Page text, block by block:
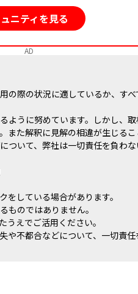
ニティを見る
AD
の際の状況に適しているか、す
ように努めています。しかし、
た解釈に見解の相違が生じるこ
いて、弊社は一切責任を負わな
をしている場合があります。
ものではありません。
うえでご活用ください。
不都合などについて、一切責任